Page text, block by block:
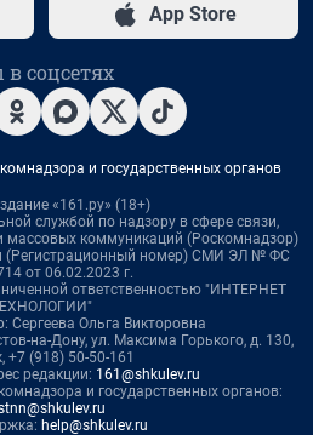
App Store
соцсетях
и государственных органов
«161.ру» (18+)
службой по надзору в сфере связи,
массовых коммуникаций (Роскомнадзор)
(Регистрационный номер) СМИ ЭЛ № ФС
от 06.02.2023 г.
ответственностью "ИНТЕРНЕТ
Сергеева Ольга Викторовна
на-Дону, ул. Максима Горького, д. 130,
+7 (918) 50-50-161
редакции: 161@shkulev.ru
и государственных органов:
help@shkulev.ru